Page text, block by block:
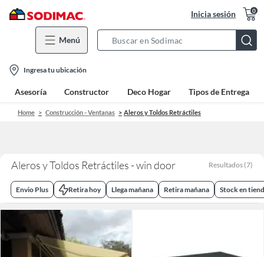
Inicia sesión 0
Menú
Bar
location-
icon
Ingresa tu ubicación
Asesoría Constructor Deco Hogar Tipos de Entrega
Home Construcción - Ventanas Aleros y Toldos Retráctiles
Aleros y Toldos Retráctiles - win door Resultados (7)
Envio Plus Retira hoy Llega mañana Retira mañana Stock en